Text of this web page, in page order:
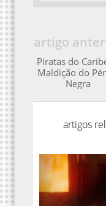
artigo
Piratas do
Maldição do
Negra
artigos